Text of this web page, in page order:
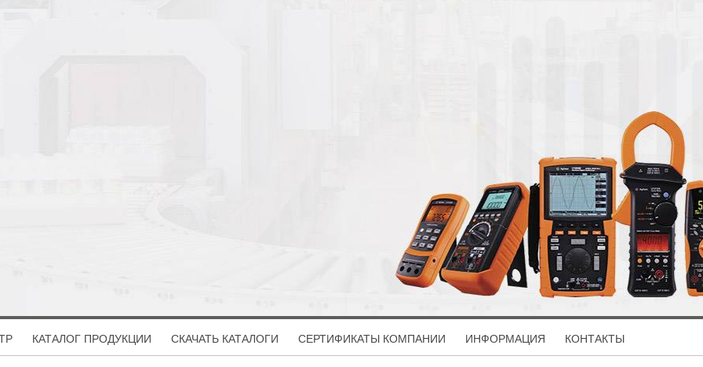
КАТАЛОГ ПРОДУКЦИИ СКАЧАТЬ КАТАЛОГИ СЕРТИФИКАТЫ КОМПАНИИ ИНФОРМАЦИЯ КОНТАКТЫ